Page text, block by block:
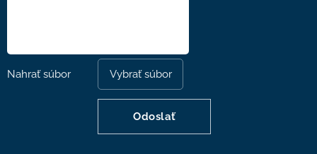
Nahrať súbor Vybrať súbor
Odoslať